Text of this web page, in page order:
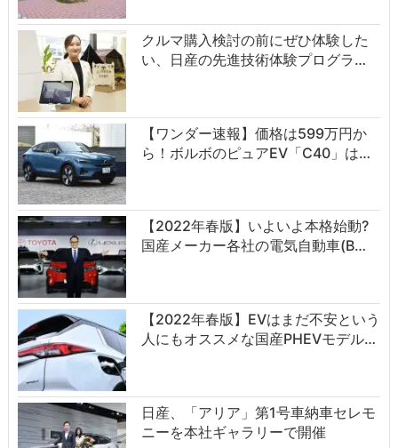
クルマ購入検討の前にぜひ体験した
い、日産の先進技術体験プログラ…
【ワンダー速報】価格は599万円か
ら！ボルボのピュアEV「C40」は…
【2022年春版】いよいよ本格始動?
国産メーカー各社の電気自動車(B…
【2022年春版】EVはまだ不安という
人にもオススメな国産PHEVモデル…
日産、「アリア」第1号車納車セレモ
ニーを本社ギャラリーで開催